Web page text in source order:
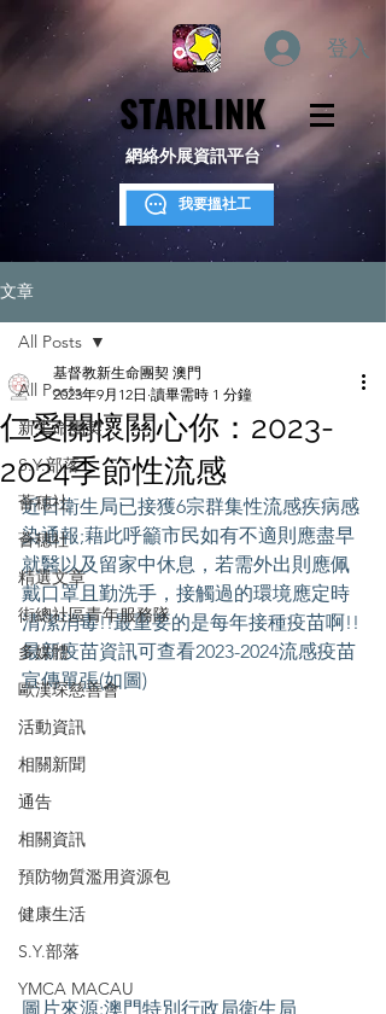
登入
STARLINK
STARLINK
網絡外展資訊平台
我要搵社工
文章
All Posts
新生命團契
S.Y.部落
薈穗社
薈穗社
精選文章
街總社區青年服務隊
多媒體
歐漢琛慈善會
活動資訊
相關新聞
通告
相關資訊
預防物質濫用資源包
健康生活
S.Y.部落
YMCA MACAU
All Posts
仁愛關懷關心你：2023-
2024季節性流感
基督教新生命團契 澳門
2023年9月12日 讀畢需時 1 分鐘
近日衛生局已接獲6宗群集性流感疾病感
染通報;藉此呼籲市民如有不適則應盡早
就醫以及留家中休息，若需外出則應佩
戴口罩且勤洗手，接觸過的環境應定時
清潔消毒!!最重要的是每年接種疫苗啊!!
最新疫苗資訊可查看2023-2024流感疫苗
宣傳單張(如圖)
圖片來源:澳門特別行政局衛生局